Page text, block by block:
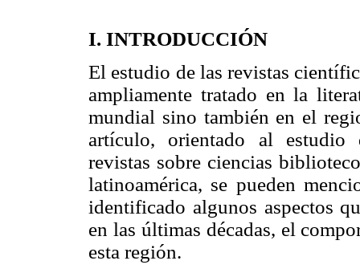
I. INTRODUCCIÓN
El estudio de las revistas
ampliamente tratado en la
mundial sino también en el
artículo, orientado al estudio
revistas sobre ciencias
latinoamérica, se pueden
identificado algunos aspectos
en las últimas décadas, el
esta región.